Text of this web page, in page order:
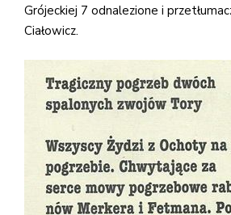
Grójeckiej 7 odnalezione i
Ciałowicz.